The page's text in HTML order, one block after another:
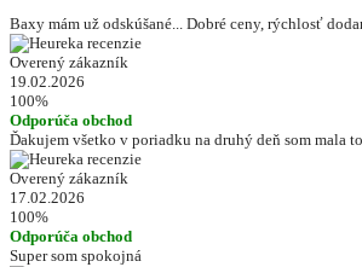
Baxy mám už odskúšané... Dobré ceny, rýchlosť
Overený zákazník
19.02.2026
100%
Odporúča obchod
Ďakujem všetko v poriadku na druhý deň som mala
Overený zákazník
17.02.2026
100%
Odporúča obchod
Super som spokojná